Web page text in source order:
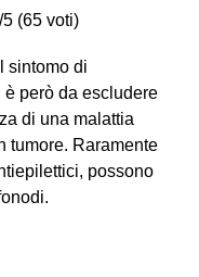
5 (65 voti)
sintomo di
però da escludere
di una malattia
tumore. Raramente
possono